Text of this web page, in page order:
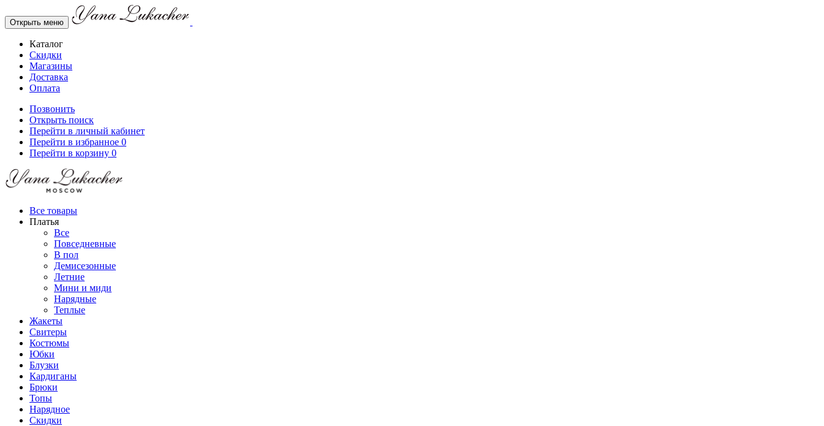
Открыть меню
Каталог
Скидки
Магазины
Доставка
Оплата
Позвонить
Открыть поиск
Перейти в личный кабинет
Перейти в избранное 0
Перейти в корзину 0
Все товары
Платья
Все
Повседневные
В пол
Демисезонные
Летние
Мини и миди
Нарядные
Теплые
Жакеты
Свитеры
Костюмы
Юбки
Блузки
Кардиганы
Брюки
Топы
Нарядное
Скидки